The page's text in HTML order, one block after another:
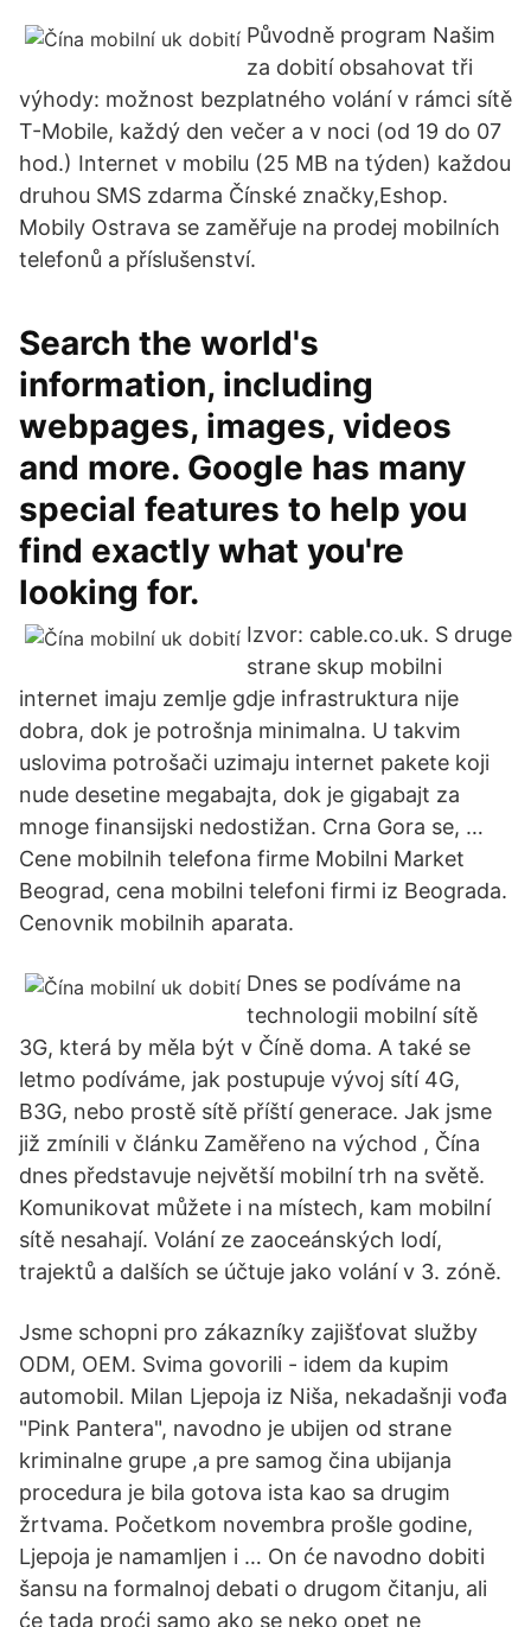
Původně program Našim
za dobití obsahovat tři
výhody: možnost bezplatného volání v rámci sítě
T-Mobile, každý den večer a v noci (od 19 do 07
hod.) Internet v mobilu (25 MB na týden) každou
druhou SMS zdarma Čínské značky,Eshop.
Mobily Ostrava se zaměřuje na prodej mobilních
telefonů a příslušenství.
Search the world's
information, including
webpages, images, videos
and more. Google has many
special features to help you
find exactly what you're
looking for.
Izvor: cable.co.uk. S druge
strane skup mobilni
internet imaju zemlje gdje infrastruktura nije
dobra, dok je potrošnja minimalna. U takvim
uslovima potrošači uzimaju internet pakete koji
nude desetine megabajta, dok je gigabajt za
mnoge finansijski nedostižan. Crna Gora se, …
Cene mobilnih telefona firme Mobilni Market
Beograd, cena mobilni telefoni firmi iz Beograda.
Cenovnik mobilnih aparata.
Dnes se podíváme na
technologii mobilní sítě
3G, která by měla být v Číně doma. A také se
letmo podíváme, jak postupuje vývoj sítí 4G,
B3G, nebo prostě sítě příští generace. Jak jsme
již zmínili v článku Zaměřeno na východ , Čína
dnes představuje největší mobilní trh na světě.
Komunikovat můžete i na místech, kam mobilní
sítě nesahají. Volání ze zaoceánských lodí,
trajektů a dalších se účtuje jako volání v 3. zóně.
Jsme schopni pro zákazníky zajišťovat služby
ODM, OEM. Svima govorili - idem da kupim
automobil. Milan Ljepoja iz Niša, nekadašnji vođa
"Pink Pantera", navodno je ubijen od strane
kriminalne grupe ,a pre samog čina ubijanja
procedura je bila gotova ista kao sa drugim
žrtvama. Početkom novembra prošle godine,
Ljepoja je namamljen i … On će navodno dobiti
šansu na formalnoj debati o drugom čitanju, ali
će tada proći samo ako se neko opet ne